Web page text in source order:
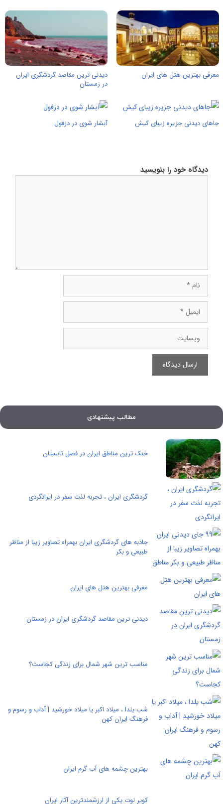
معرفی بهترین هتل های ایران
دیدنی ترین مقاصد گردشگری ایران
در زمستان
جاهای دیدنی جزیره زیبای کیش آبشار شوی در دزفول
دیدگاه خود را بنویسید
ایمیل
وبسایت
مطالب پیشنهادی
خنک ترین مناطق ایران در فصل تابستان
گردشگری ایران ، تجربه لذت سفر در ایرانگردی
جاذبه های گردشگری ایران بهمراه تصاویر زیبا از مناظر
طبیعی و بکر
معرفی بهترین هتل های ایران
دیدنی ترین مقاصد گردشگری ایران در زمستان
مناسب ترین شهر شمال برای زندگی کجاست؟
شب یلدا ، میلاد اکبر یا میلاد خورشید | آداب و رسوم و
فرهنگ ایران کهن
بهترین چشمه های آب گرم ایران
کویر لوت یکی از ارزشمندترین آثار ایران